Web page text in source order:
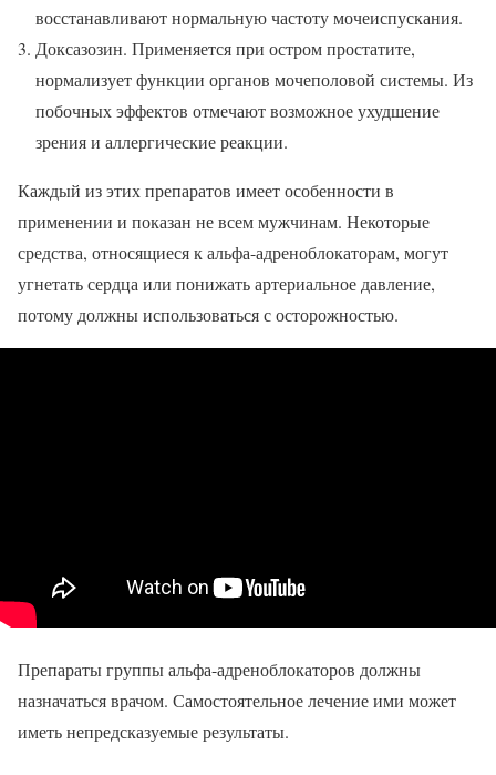
восстанавливают нормальную частоту мочеиспускания.
Доксазозин. Применяется при остром простатите,
нормализует функции органов мочеполовой системы. Из
побочных эффектов отмечают возможное ухудшение
зрения и аллергические реакции.
Каждый из этих препаратов имеет особенности в
применении и показан не всем мужчинам. Некоторые
средства, относящиеся к альфа-адреноблокаторам, могут
угнетать сердца или понижать артериальное давление,
потому должны использоваться с осторожностью.
Препараты группы альфа-адреноблокаторов должны
назначаться врачом. Самостоятельное лечение ими может
иметь непредсказуемые результаты.